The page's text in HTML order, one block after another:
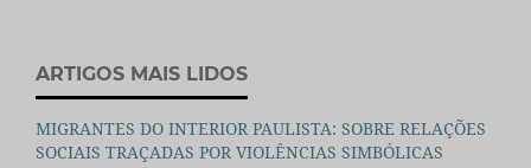
ARTIGOS MAIS LIDOS
MIGRANTES DO INTERIOR PAULISTA: SOBRE RELAÇÕES
SOCIAIS TRAÇADAS POR VIOLÊNCIAS SIMBÓLICAS